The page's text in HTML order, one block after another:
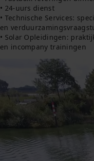
• 24-uurs dienst
• Technische Services:
en
• Solar Opleidingen:
en incompany trainingen